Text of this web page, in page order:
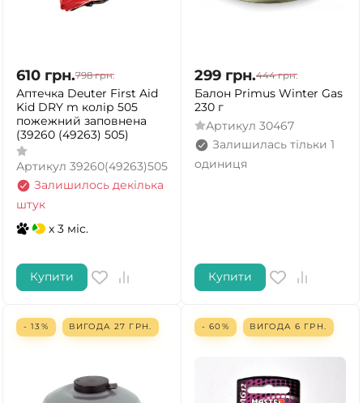
610 грн.798 грн.
Аптечка Deuter First Aid
Kid DRY m колір 505
пожежний заповнена
(39260 (49263) 505)
Артикул 39260(49263)505
Залишилось декілька
штук
x 3 міс.
Купити
299 грн.444 грн.
Балон Primus Winter Gas
230 г
Артикул 30467
Залишилась тільки 1
одиниця
Купити
- 13% ВИГОДА 27 ГРН. - 60% ВИГОДА 6 ГРН.